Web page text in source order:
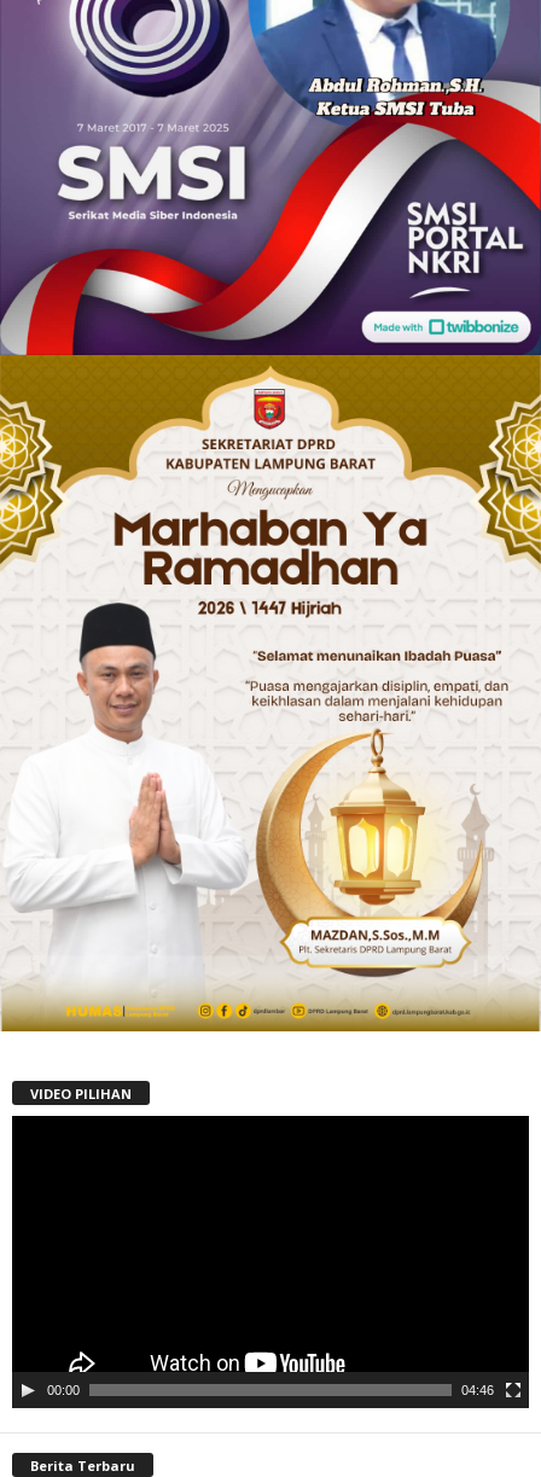
VIDEO PILIHAN
00:00 04:46
Berita Terbaru